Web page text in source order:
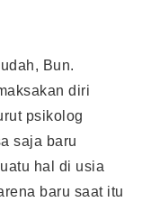
Bun.
diri
psikolog
saja baru
hal di usia
baru saat itu